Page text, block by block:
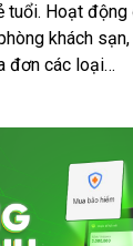
tuổi. Hoạt
khách
đơn các loại…